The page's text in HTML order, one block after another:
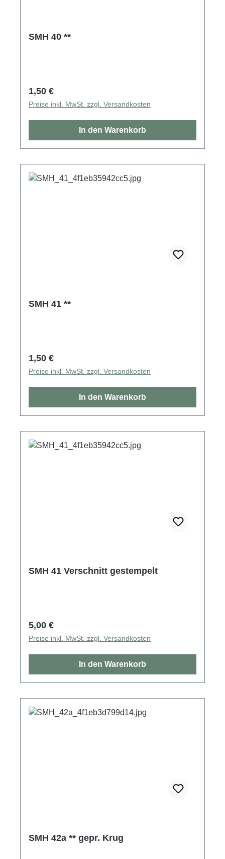
SMH 40 **
Regulärer Preis:
1,50 €
Preise inkl. MwSt. zzgl. Versandkosten
In den Warenkorb
SMH 41 **
Regulärer Preis:
1,50 €
Preise inkl. MwSt. zzgl. Versandkosten
In den Warenkorb
SMH 41 Verschnitt gestempelt
Regulärer Preis:
5,00 €
Preise inkl. MwSt. zzgl. Versandkosten
In den Warenkorb
SMH 42a ** gepr. Krug